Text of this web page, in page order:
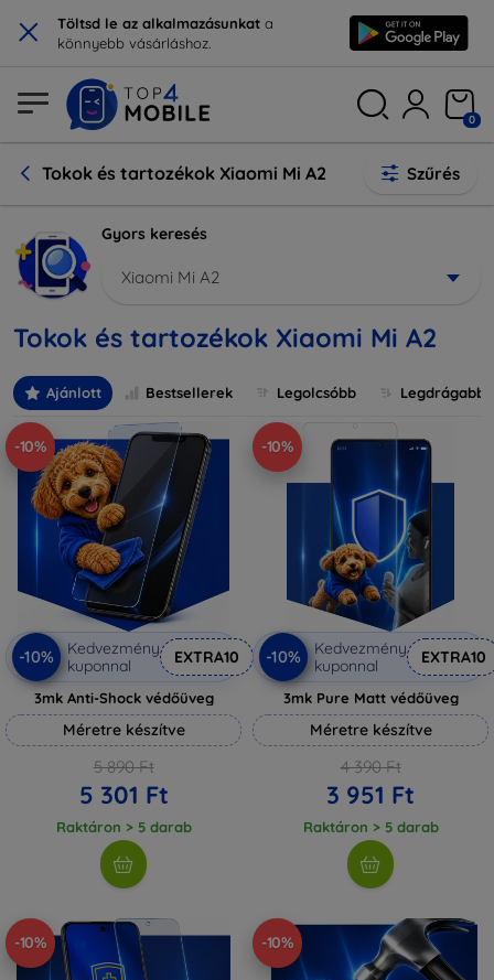
× Töltsd le az alkalmazásunkat a
könnyebb vásárláshoz.
0
Tokok és tartozékok Xiaomi Mi A2 Szűrés
Gyors keresés
Xiaomi Mi A2
Tokok és tartozékok Xiaomi Mi A2
Ajánlott Bestsellerek Legolcsóbb Legdrágabb
-10%
-10%
Kedvezmény
kuponnal
EXTRA10
3mk Anti-Shock védőüveg
Méretre készítve
5 890 Ft
5 301 Ft
Raktáron > 5 darab
-10%
-10%
Kedvezmény
kuponnal
EXTRA10
3mk Pure Matt védőüveg
Méretre készítve
4 390 Ft
3 951 Ft
Raktáron > 5 darab
-10% -10%